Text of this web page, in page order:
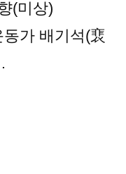
(미상)
가 배기석(裵